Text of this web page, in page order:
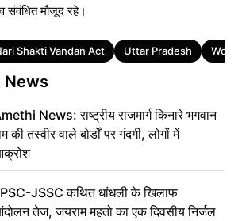
संवंधित मौजूद रहे।
Shakti Vandan Act Uttar Pradesh
News
News: राष्ट्रीय राजमार्ग किनारे भगवान
की तस्वीर वाले बोर्डों पर गंदगी, लोगों में
JSSC कथित धांधली के खिलाफ
तेज, जयराम महतो का एक दिवसीय निर्जल